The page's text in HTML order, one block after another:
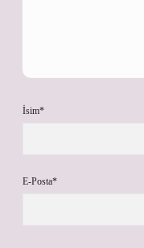
İsim*
E-Posta*